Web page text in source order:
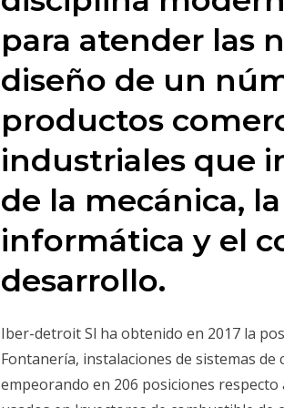
para atender las
diseño de un
productos
industriales que
de la mecánica,
informática y el
desarrollo.
Iber-detroit Sl ha obtenido en 2017 la
Fontanería, instalaciones de sistemas
empeorando en 206 posiciones